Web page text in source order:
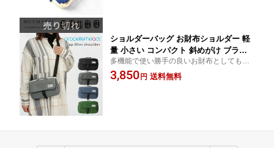
ショルダーバッグ お財布ショルダー 軽
量 小さい コンパクト 斜めがけ ブラン
ド レディース メンズ かわいい かっこ
いい 大人 カジュアル ポケット propelle
多機能で使い勝手の良いお財布としても使
えるミニショルダーバッグ♪
3,850 円 送料無料